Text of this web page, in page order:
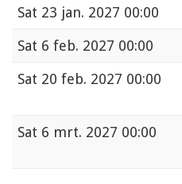
Sat 23 jan. 2027 00:00
Sat 6 feb. 2027 00:00
Sat 20 feb. 2027 00:00
Sat 6 mrt. 2027 00:00